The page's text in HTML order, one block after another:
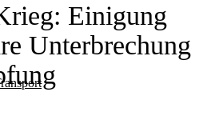
Einigung
Unterbrechung